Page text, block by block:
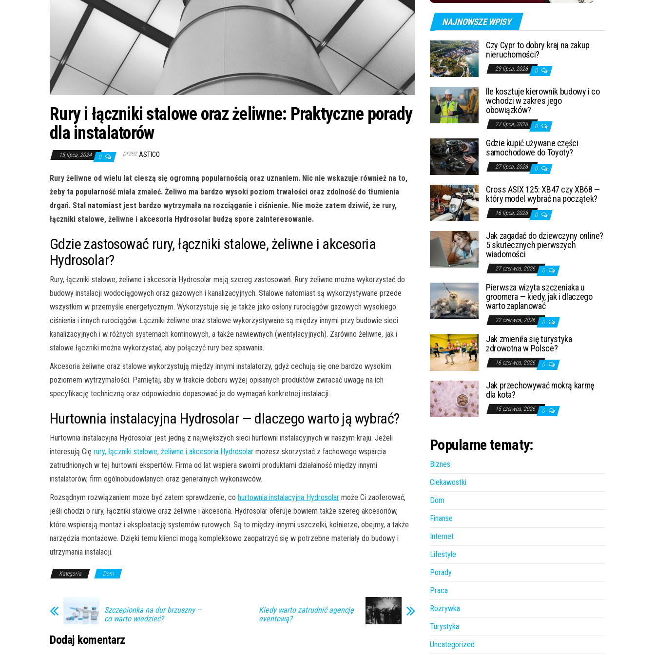
Rury i łączniki stalowe oraz żeliwne: Praktyczne porady
dla instalatorów
15 lipca, 2024 0 przez ASTICO
Rury żeliwne od wielu lat cieszą się ogromną popularnością oraz uznaniem. Nic nie wskazuje również na to,
żeby ta popularność miała zmaleć. Żeliwo ma bardzo wysoki poziom trwałości oraz zdolność do tłumienia
drgań. Stal natomiast jest bardzo wytrzymała na rozciąganie i ciśnienie. Nie może zatem dziwić, że rury,
łączniki stalowe, żeliwne i akcesoria Hydrosolar budzą spore zainteresowanie.
Gdzie zastosować rury, łączniki stalowe, żeliwne i akcesoria
Hydrosolar?
Rury, łączniki stalowe, żeliwne i akcesoria Hydrosolar mają szereg zastosowań. Rury żeliwne można wykorzystać do
budowy instalacji wodociągowych oraz gazowych i kanalizacyjnych. Stalowe natomiast są wykorzystywane przede
wszystkim w przemyśle energetycznym. Wykorzystuje się je także jako osłony rurociągów gazowych wysokiego
ciśnienia i innych rurociągów. Łączniki żeliwne oraz stalowe wykorzystywane są między innymi przy budowie sieci
kanalizacyjnych i w różnych systemach kominowych, a także nawiewnych (wentylacyjnych). Zarówno żeliwne, jak i
stalowe łączniki można wykorzystać, aby połączyć rury bez spawania.
Akcesoria żeliwne oraz stalowe wykorzystują między innymi instalatorzy, gdyż cechują się one bardzo wysokim
poziomem wytrzymałości. Pamiętaj, aby w trakcie doboru wyżej opisanych produktów zwracać uwagę na ich
specyfikację techniczną oraz odpowiednio dopasować je do wymagań konkretnej instalacji.
Hurtownia instalacyjna Hydrosolar — dlaczego warto ją wybrać?
Hurtownia instalacyjna Hydrosolar jest jedną z największych sieci hurtowni instalacyjnych w naszym kraju. Jeżeli
interesują Cię rury, łączniki stalowe, żeliwne i akcesoria Hydrosolar możesz skorzystać z fachowego wsparcia
zatrudnionych w tej hurtowni ekspertów. Firma od lat wspiera swoimi produktami działalność między innymi
instalatorów, firm ogólnobudowlanych oraz generalnych wykonawców.
Rozsądnym rozwiązaniem może być zatem sprawdzenie, co hurtownia instalacyjna Hydrosolar może Ci zaoferować,
jeśli chodzi o rury, łączniki stalowe oraz żeliwne i akcesoria. Hydrosolar oferuje bowiem także szereg akcesoriów,
które wspierają montaż i eksploatację systemów rurowych. Są to między innymi uszczelki, kołnierze, obejmy, a także
narzędzia montażowe. Dzięki temu klienci mogą kompleksowo zaopatrzyć się w potrzebne materiały do budowy i
utrzymania instalacji.
Kategoria Dom
Szczepionka na dur brzuszny –
co warto wiedzieć?
Kiedy warto zatrudnić agencję
eventową?
Dodaj komentarz
NAJNOWSZE WPISY
Czy Cypr to dobry kraj na zakup
nieruchomości?
29 lipca, 2026 0
Ile kosztuje kierownik budowy i co
wchodzi w zakres jego
obowiązków?
27 lipca, 2026 0
Gdzie kupić używane części
samochodowe do Toyoty?
27 lipca, 2026 0
Cross ASIX 125: XB47 czy XB68 —
który model wybrać na początek?
16 lipca, 2026 0
Jak zagadać do dziewczyny online?
5 skutecznych pierwszych
wiadomości
27 czerwca, 2026 0
Pierwsza wizyta szczeniaka u
groomera — kiedy, jak i dlaczego
warto zaplanować
22 czerwca, 2026 0
Jak zmieniła się turystyka
zdrowotna w Polsce?
16 czerwca, 2026 0
Jak przechowywać mokrą karmę
dla kota?
15 czerwca, 2026 0
Popularne tematy:
Biznes
Ciekawostki
Dom
Finanse
Internet
Lifestyle
Porady
Praca
Rozrywka
Turystyka
Uncategorized